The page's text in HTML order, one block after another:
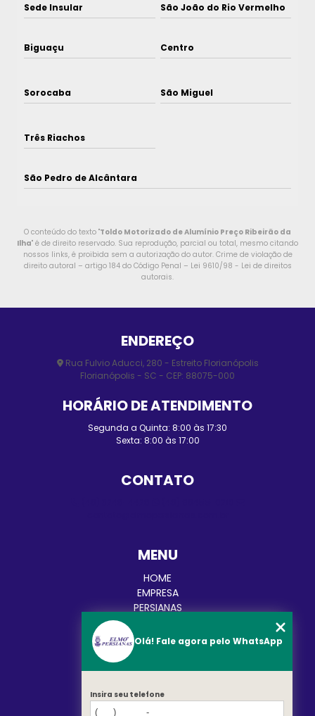
Sede Insular São João do Rio Vermelho
Biguaçu Centro
Sorocaba São Miguel
Três Riachos
São Pedro de Alcântara
O conteúdo do texto "Toldo Motorizado de Alumínio Preço Ribeirão da
Ilha" é de direito reservado. Sua reprodução, parcial ou total, mesmo citando
nossos links, é proibida sem a autorização do autor. Crime de violação de
direito autoral – artigo 184 do Código Penal – Lei 9610/98 - Lei de direitos
autorais.
ENDEREÇO
Rua Fulvio Aducci, 280 - Estreito Florianópolis
Florianópolis - SC - CEP: 88075-000
HORÁRIO DE ATENDIMENTO
Segunda a Quinta: 8:00 às 17:30
Sexta: 8:00 às 17:00
CONTATO
MENU
HOME
EMPRESA
PERSIANAS
TOLDOS
MAPA DO SITE
Olá! Fale agora pelo WhatsApp
Insira seu telefone